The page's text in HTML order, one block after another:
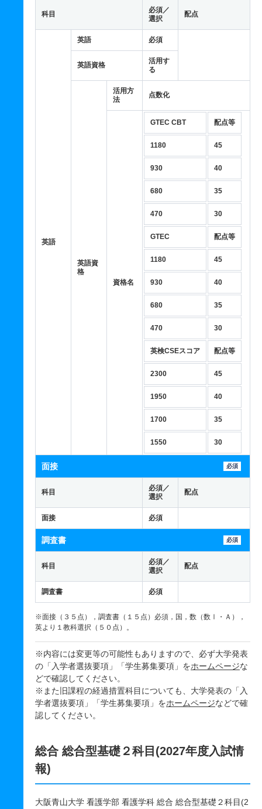
科目
必須／
選択
配点
英語
英語 必須
英語資格
活用す
る
英語資
格
活用方
法
点数化
資格名
GTEC CBT 配点等
1180 45
930 40
680 35
470 30
GTEC 配点等
1180 45
930 40
680 35
470 30
英検CSEスコア 配点等
2300 45
1950 40
1700 35
1550 30
面接 必須
科目
必須／
選択
配点
面接 必須
調査書 必須
科目
必須／
選択
配点
調査書 必須
※面接（３５点），調査書（１５点）必須，国，数（数Ⅰ・Ａ），
英より１教科選択（５０点）。
※内容には変更等の可能性もありますので、必ず大学発表
の「入学者選抜要項」「学生募集要項」をホームページな
どで確認してください。
※また旧課程の経過措置科目についても、大学発表の「入
学者選抜要項」「学生募集要項」をホームページなどで確
認してください。
総合 総合型基礎２科目(2027年度入試情
報)
大阪青山大学 看護学部 看護学科 総合 総合型基礎２科目(2